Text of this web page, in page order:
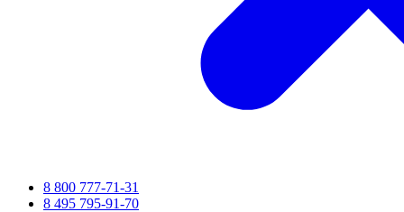
8 800 777-71-31
8 495 795-91-70